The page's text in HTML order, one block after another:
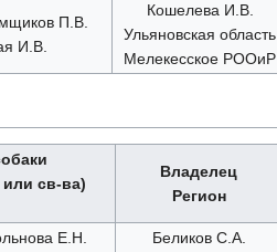
П.В.
И.В.
Кошелева И.В.
Ульяновская область
Мелекесское РООиР
св-ва)
Владелец
Регион
Е.Н.
Беликов С.А.